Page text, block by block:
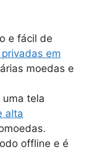
e fácil de
em
moedas e
tela
alta
offline e é